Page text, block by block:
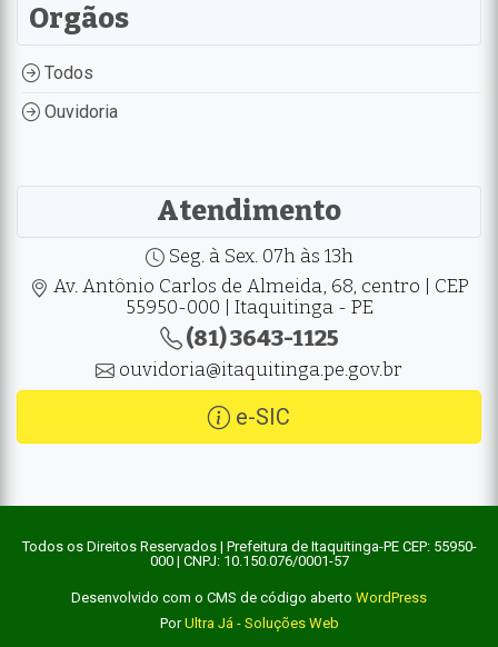
Orgãos
Todos
Ouvidoria
Atendimento
Seg. à Sex. 07h às 13h
Av. Antônio Carlos de Almeida, 68, centro | CEP
55950-000 | Itaquitinga - PE
(81) 3643-1125
ouvidoria@itaquitinga.pe.gov.br
e-SIC
Todos os Direitos Reservados | Prefeitura de Itaquitinga-PE CEP: 55950-
000 | CNPJ: 10.150.076/0001-57
Desenvolvido com o CMS de código aberto WordPress
PorUltra Já - Soluções Web